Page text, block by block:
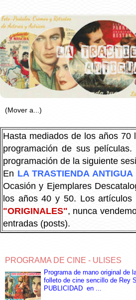
Hasta mediados de los años 70
programación de sus
programación de la siguiente
En LA TRASTIENDA ANTIGUA
Ocasión y Ejemplares
los años 40 y 50. Los
"ORIGINALES", nunca
entradas (posts).
PROGRAMA DE CINE - ULISES
Programa de mano original de
folleto de cine sencillo de Rey
PUBLICIDAD en ...